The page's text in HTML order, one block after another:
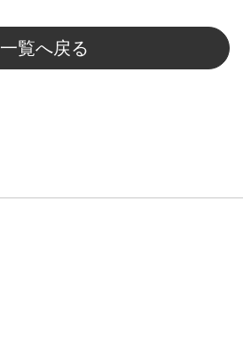
一覧へ戻る